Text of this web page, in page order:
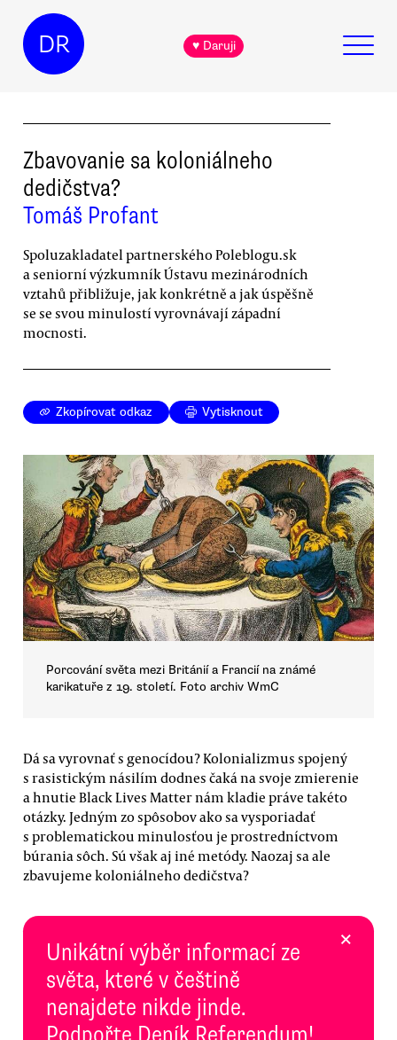
DR ♥ Daruji
Zbavovanie sa koloniálneho
dedičstva?
Tomáš Profant
Spoluzakladatel partnerského Poleblogu.sk
a seniorní výzkumník Ústavu mezinárodních
vztahů přibližuje, jak konkrétně a jak úspěšně
se se svou minulostí vyrovnávají západní
mocnosti.
Zkopírovat odkaz Vytisknout
Porcování světa mezi Británií a Francií na známé
karikatuře z 19. století. Foto archiv WmC
Dá sa vyrovnať s genocídou? Kolonializmus spojený
s rasistickým násilím dodnes čaká na svoje zmierenie
a hnutie Black Lives Matter nám kladie práve takéto
otázky. Jedným zo spôsobov ako sa vysporiadať
s problematickou minulosťou je prostredníctvom
búrania sôch. Sú však aj iné metódy. Naozaj sa ale
zbavujeme koloniálneho dedičstva?
Unikátní výběr informací ze
světa, které v češtině
nenajdete nikde jinde.
×